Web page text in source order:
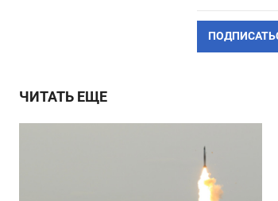
ЧИТАТЬ ЕЩЕ